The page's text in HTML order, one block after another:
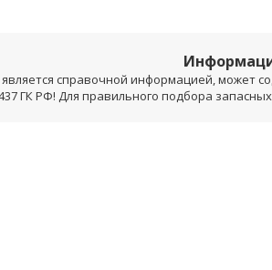
справочной информацией, может
ГК РФ! Для правильного подбора